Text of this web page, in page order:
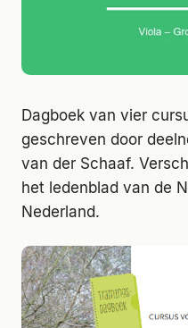
Dagboek van vier
geschreven door
van der Schaaf.
het ledenblad van de
Nederland.